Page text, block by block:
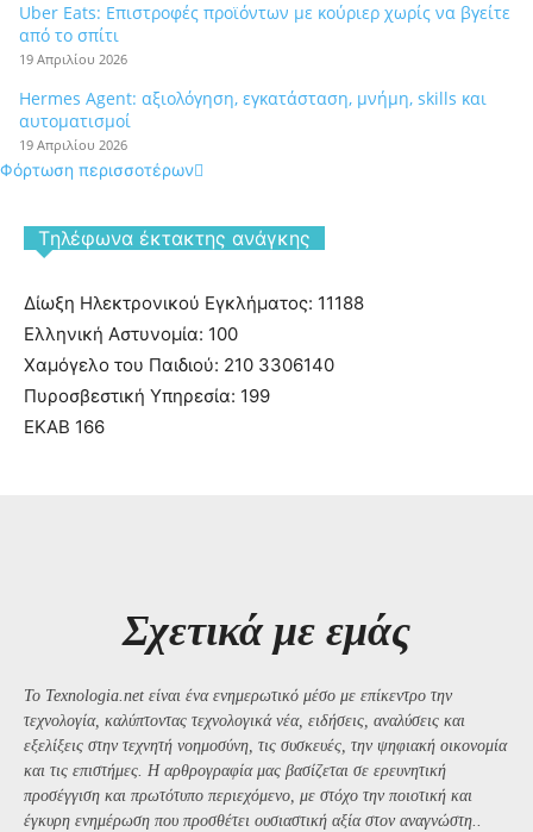
Uber Eats: Επιστροφές προϊόντων με κούριερ χωρίς να βγείτε
από το σπίτι
19 Απριλίου 2026
Hermes Agent: αξιολόγηση, εγκατάσταση, μνήμη, skills και
αυτοματισμοί
19 Απριλίου 2026
Φόρτωση περισσοτέρων
Tηλέφωνα έκτακτης ανάγκης
Δίωξη Ηλεκτρονικού Εγκλήματος: 11188
Ελληνική Αστυνομία: 100
Χαμόγελο του Παιδιού: 210 3306140
Πυροσβεστική Υπηρεσία: 199
ΕΚΑΒ 166
Σχετικά με εμάς
Το Texnologia.net είναι ένα ενημερωτικό μέσο με επίκεντρο την
τεχνολογία, καλύπτοντας τεχνολογικά νέα, ειδήσεις, αναλύσεις και
εξελίξεις στην τεχνητή νοημοσύνη, τις συσκευές, την ψηφιακή οικονομία
και τις επιστήμες. Η αρθρογραφία μας βασίζεται σε ερευνητική
προσέγγιση και πρωτότυπο περιεχόμενο, με στόχο την ποιοτική και
έγκυρη ενημέρωση που προσθέτει ουσιαστική αξία στον αναγνώστη..